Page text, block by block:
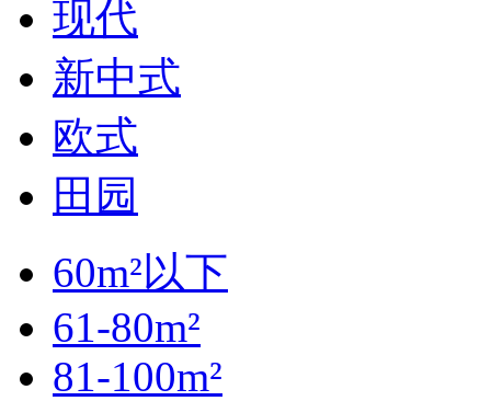
现代
新中式
欧式
田园
60m²以下
61-80m²
81-100m²